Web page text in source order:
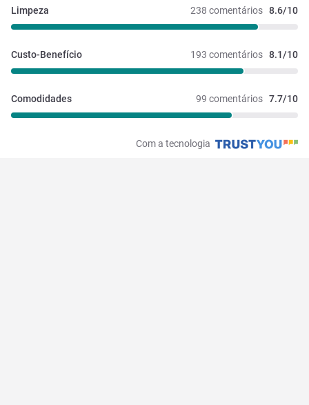
238 comentários 8.6/10
Limpeza
193 comentários 8.1/10
Custo-Benefício
99 comentários 7.7/10
Comodidades
Com a tecnologia